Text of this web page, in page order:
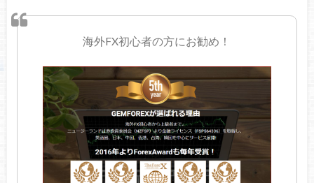
海外FX初心者の方にお勧め！